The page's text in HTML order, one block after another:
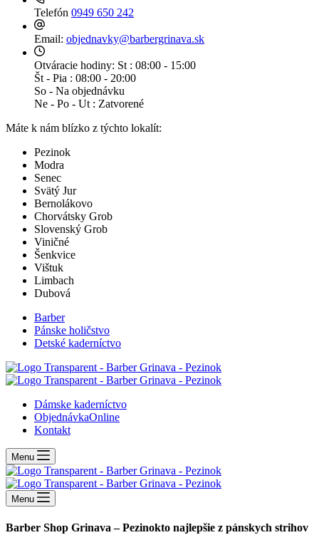
Telefón 0949 650 242
Email: objednavky@barbergrinava.sk
Otváracie hodiny: St : 08:00 - 15:00
Št - Pia : 08:00 - 20:00
So - Na objednávku
Ne - Po - Ut : Zatvorené
Máte k nám blízko z týchto lokalít:
Pezinok
Modra
Senec
Svätý Jur
Bernolákovo
Chorvátsky Grob
Slovenský Grob
Viničné
Šenkvice
Vištuk
Limbach
Dubová
Barber
Pánske holičstvo
Detské kaderníctvo
Dámske kaderníctvo
ObjednávkaOnline
Kontakt
Menu
Menu
Barber Shop Grinava – Pezinokto najlepšie z pánskych strihov